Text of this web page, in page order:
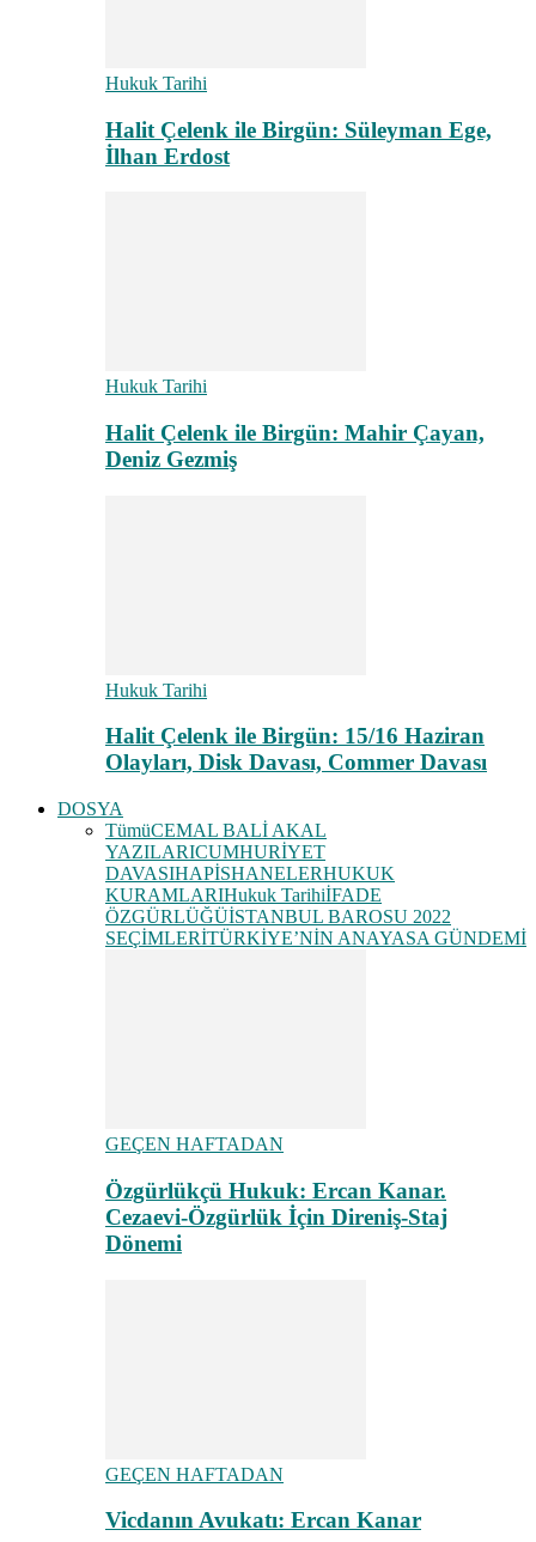
Hukuk Tarihi
Halit Çelenk ile Birgün: Süleyman Ege,
İlhan Erdost
Hukuk Tarihi
Halit Çelenk ile Birgün: Mahir Çayan,
Deniz Gezmiş
Hukuk Tarihi
Halit Çelenk ile Birgün: 15/16 Haziran
Olayları, Disk Davası, Commer Davası
DOSYA
TümüCEMAL BALİ AKAL
YAZILARICUMHURİYET
DAVASIHAPİSHANELERHUKUK
KURAMLARIHukuk TarihiİFADE
ÖZGÜRLÜĞÜİSTANBUL BAROSU 2022
SEÇİMLERİTÜRKİYE’NİN ANAYASA GÜNDEMİ
GEÇEN HAFTADAN
Özgürlükçü Hukuk: Ercan Kanar.
Cezaevi-Özgürlük İçin Direniş-Staj
Dönemi
GEÇEN HAFTADAN
Vicdanın Avukatı: Ercan Kanar